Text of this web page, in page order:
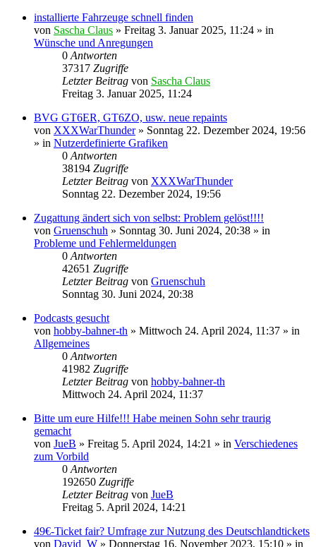
installierte Fahrzeuge schnell finden
von Sascha Claus » Freitag 3. Januar 2025, 11:24 » in
Wünsche und Anregungen
0 Antworten
37317 Zugriffe
Letzter Beitrag von Sascha Claus
Freitag 3. Januar 2025, 11:24
BVG GT6ER, GT6ZO, usw. neue repaints
von XXXWarThunder» Sonntag 22. Dezember 2024, 19:56
» in Nutzerdefinierte Grafiken
0 Antworten
38194 Zugriffe
Letzter Beitrag von XXXWarThunder
Sonntag 22. Dezember 2024, 19:56
Zugattung ändert sich von selbst: Problem gelöst!!!!
von Gruenschuh » Sonntag 30. Juni 2024, 20:38 » in
Probleme und Fehlermeldungen
0 Antworten
42651 Zugriffe
Letzter Beitrag von Gruenschuh
Sonntag 30. Juni 2024, 20:38
Podcasts gesucht
von hobby-bahner-th » Mittwoch 24. April 2024, 11:37 » in
Allgemeines
0 Antworten
41982 Zugriffe
Letzter Beitrag von hobby-bahner-th
Mittwoch 24. April 2024, 11:37
Bitte um eure Hilfe!!! Habe meinen Sohn sehr traurig
gemacht
von JueB » Freitag 5. April 2024, 14:21 » in Verschiedenes
zum Vorbild
0 Antworten
192650 Zugriffe
Letzter Beitrag von JueB
Freitag 5. April 2024, 14:21
49€-Ticket fair? Umfrage zur Nutzung des Deutschlandtickets
von David_W » Donnerstag 16. November 2023, 15:10 » in